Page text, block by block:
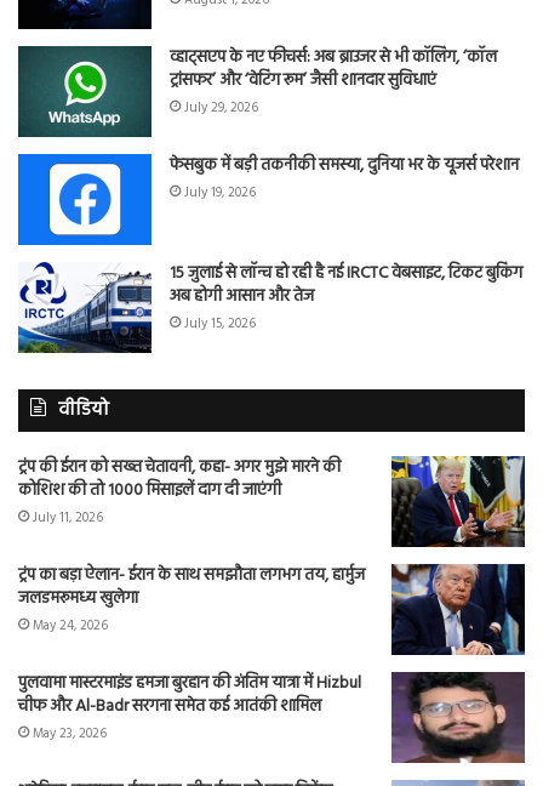
व्हाट्सएप के नए फीचर्स: अब ब्राउजर से भी कॉलिंग, ‘कॉल
ट्रांसफर’ और ‘वेटिंग रूम’ जैसी शानदार सुविधाएं
July 29, 2026
फेसबुक में बड़ी तकनीकी समस्या, दुनिया भर के यूजर्स परेशान
July 19, 2026
15 जुलाई से लॉन्च हो रही है नई IRCTC वेबसाइट, टिकट बुकिंग
अब होगी आसान और तेज
July 15, 2026
वीडियो
ट्रंप की ईरान को सख्त चेतावनी, कहा- अगर मुझे मारने की
कोशिश की तो 1000 मिसाइलें दाग दी जाएंगी
July 11, 2026
ट्रंप का बड़ा ऐलान- ईरान के साथ समझौता लगभग तय, हार्मुज
जलडमरूमध्य खुलेगा
May 24, 2026
पुलवामा मास्टरमाइंड हमजा बुरहान की अंतिम यात्रा में Hizbul
चीफ और Al-Badr सरगना समेत कई आतंकी शामिल
May 23, 2026